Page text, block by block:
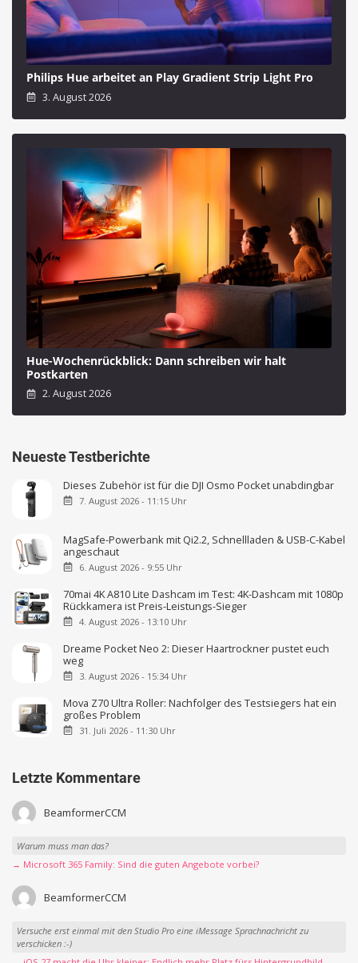
Philips Hue arbeitet an Play Gradient Strip Light Pro
3. August 2026
Hue-Wochenrückblick: Dann schreiben wir halt
Postkarten
2. August 2026
Neueste Testberichte
Dieses Zubehör ist für die DJI Osmo Pocket unabdingbar
7. August 2026 - 11:15 Uhr
MagSafe-Powerbank mit Qi2.2, Schnellladen & USB-C-Kabel
angeschaut
6. August 2026 - 9:55 Uhr
70mai 4K A810 Lite Dashcam im Test: 4K-Dashcam mit 1080p
Rückkamera ist Preis-Leistungs-Sieger
4. August 2026 - 13:10 Uhr
Dreame Pocket Neo 2: Dieser Haartrockner pustet euch
weg
3. August 2026 - 15:34 Uhr
Mova Z70 Ultra Roller: Nachfolger des Testsiegers hat ein
großes Problem
31. Juli 2026 - 11:30 Uhr
Letzte Kommentare
BeamformerCCM
Warum muss man das?
→ Microsoft 365 Family: Sind die guten Angebote vorbei?
BeamformerCCM
Versuche erst einmal mit den Studio Pro eine iMessage Sprachnachricht zu
verschicken :-)